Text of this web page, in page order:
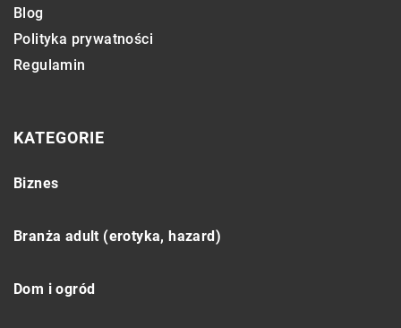
Blog
Polityka prywatności
Regulamin
KATEGORIE
Biznes
Branża adult (erotyka, hazard)
Dom i ogród